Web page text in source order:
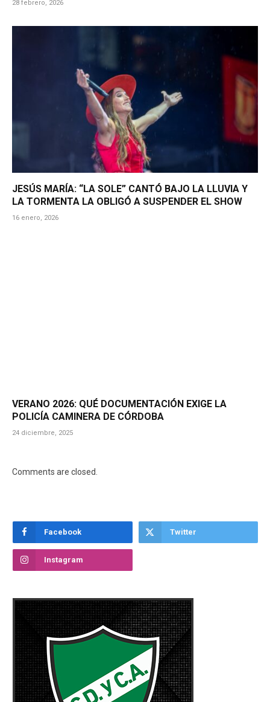
28 febrero, 2026
JESÚS MARÍA: “LA SOLE” CANTÓ BAJO LA LLUVIA Y
LA TORMENTA LA OBLIGÓ A SUSPENDER EL SHOW
16 enero, 2026
VERANO 2026: QUÉ DOCUMENTACIÓN EXIGE LA
POLICÍA CAMINERA DE CÓRDOBA
24 diciembre, 2025
Comments are closed.
Facebook Twitter
Instagram